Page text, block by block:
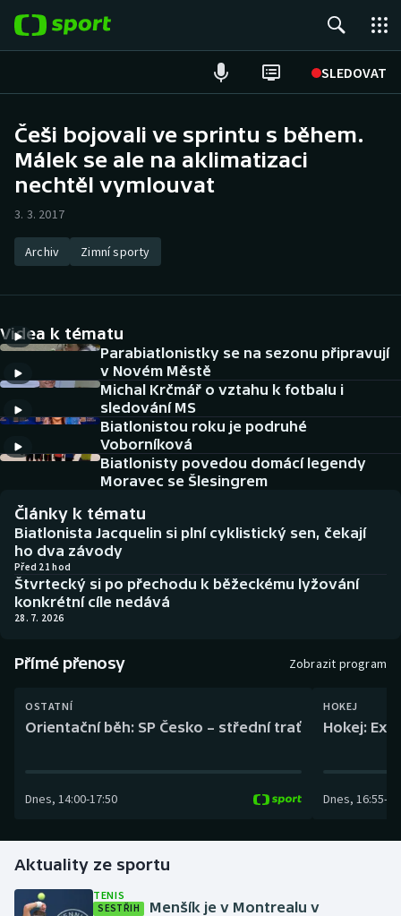
SLEDOVAT
Hokej
Atletika
DALŠÍ SPORTY
Americký fotbal
Baseball a softbal
Basketbal
Boby a skeleton
Box
Dostihy
Florbal
Golf
Gymnastika
Házená
NEPŘEHLÉDNĚTE
Soutěže
Historické návraty
AZ kvíz
Češi bojovali ve sprintu s během.
Málek se ale na aklimatizaci
nechtěl vymlouvat
3. 3. 2017
Archiv Zimní sporty
Videa k tématu
Parabiatlonistky se na sezonu připravují
v Novém Městě
Michal Krčmář o vztahu k fotbalu i
sledování MS
Biatlonistou roku je podruhé
Voborníková
Biatlonisty povedou domácí legendy
Moravec se Šlesingrem
Články k tématu
Biatlonista Jacquelin si plní cyklistický sen, čekají
ho dva závody
Před 21 hod
Štvrtecký si po přechodu k běžeckému lyžování
konkrétní cíle nedává
28. 7. 2026
Přímé přenosy Zobrazit program
OSTATNÍ
Orientační běh: SP Česko – střední trať
Dnes, 14:00-17:50
HOKEJ
Hokej:
Dnes, 16:55-
Aktuality ze sportu
TENIS
SESTŘIH
Menšík je v Montrealu v